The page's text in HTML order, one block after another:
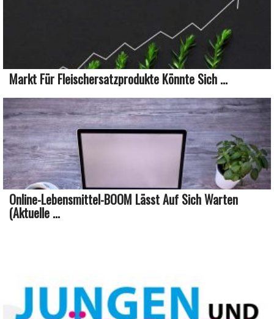
Markt Für Fleischersatzprodukte Könnte Sich ...
Online-Lebensmittel-BOOM Lässt Auf Sich Warten
(aktuelle ...